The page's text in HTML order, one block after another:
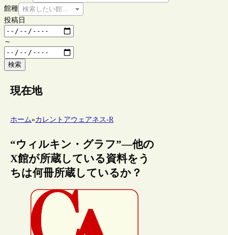
館種 検索したい館種を選択してください
投稿日
～
検索
現在地
ホーム»カレントアウェアネス-R
“ウィルキン・グラフ”―他の
X館が所蔵している資料をう
ちは何冊所蔵しているか？